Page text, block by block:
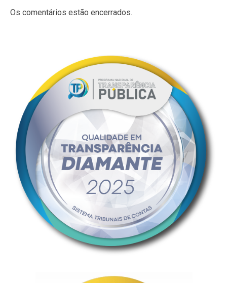
Os comentários estão encerrados.